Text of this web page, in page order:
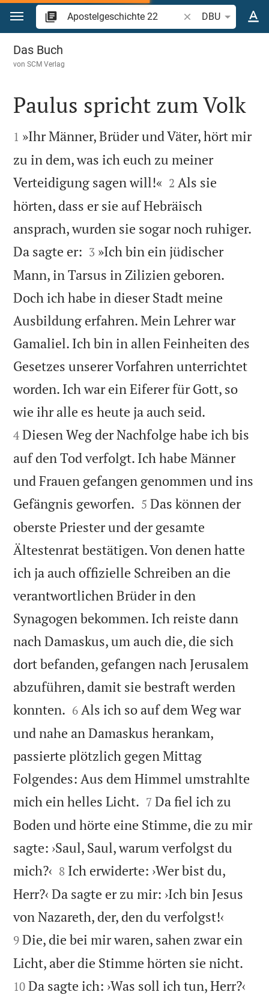
Zum Inhalt springen
Bibelstelle oder
DBU
Apostelgeschichte 22
Das Buch
vonSCM Verlag

Paulus spricht zum Volk

1 »Ihr Männer, Brüder und Väter, hört mir
zu in dem, was ich euch zu meiner
Verteidigung sagen will!« 

2 Als sie
hörten, dass er sie auf Hebräisch
ansprach, wurden sie sogar noch ruhiger.
Da sagte er: 

3 »Ich bin ein jüdischer
Mann, in Tarsus in Zilizien geboren.
Doch ich habe in dieser Stadt meine
Ausbildung erfahren. Mein Lehrer war
Gamaliel. Ich bin in allen Feinheiten des
Gesetzes unserer Vorfahren unterrichtet
worden. Ich war ein Eiferer für Gott, so
wie ihr alle es heute ja auch seid.
4 Diesen Weg der Nachfolge habe ich bis
auf den Tod verfolgt. Ich habe Männer
und Frauen gefangen genommen und ins
Gefängnis geworfen. 

5 Das können der
oberste Priester und der gesamte
Ältestenrat bestätigen. Von denen hatte
ich ja auch offizielle Schreiben an die
verantwortlichen Brüder in den
Synagogen bekommen. Ich reiste dann
nach Damaskus, um auch die, die sich
dort befanden, gefangen nach Jerusalem
abzuführen, damit sie bestraft werden
konnten. 

6 Als ich so auf dem Weg war
und nahe an Damaskus herankam,
passierte plötzlich gegen Mittag
Folgendes: Aus dem Himmel umstrahlte
mich ein helles Licht. 

7 Da fiel ich zu
Boden und hörte eine Stimme, die zu mir
sagte: ›Saul, Saul, warum verfolgst du
mich?‹ 

8 Ich erwiderte: ›Wer bist du,
Herr?‹ Da sagte er zu mir: ›Ich bin Jesus
von Nazareth, der, den du verfolgst!‹
9 Die, die bei mir waren, sahen zwar ein
Licht, aber die Stimme hörten sie nicht.
10 Da sagte ich: ›Was soll ich tun, Herr?‹